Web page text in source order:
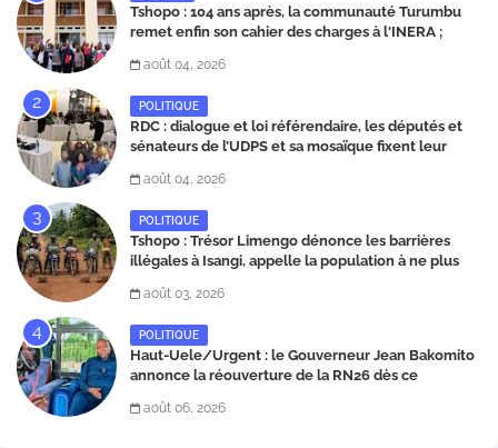
Tshopo : 104 ans après, la communauté Turumbu
remet enfin son cahier des charges à l'INERA ;
août 04, 2026
POLITIQUE
RDC : dialogue et loi référendaire, les députés et
sénateurs de l’UDPS et sa mosaïque fixent leur
Matata
août 04, 2026
POLITIQUE
Tshopo : Trésor Limengo dénonce les barrières
illégales à Isangi, appelle la population à ne plus
août 03, 2026
POLITIQUE
Haut-Uele/Urgent : le Gouverneur Jean Bakomito
annonce la réouverture de la RN26 dès ce
août 06, 2026